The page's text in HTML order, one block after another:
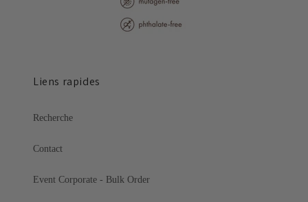
Liens rapides
Recherche
Contact
Event Corporate - Bulk Order